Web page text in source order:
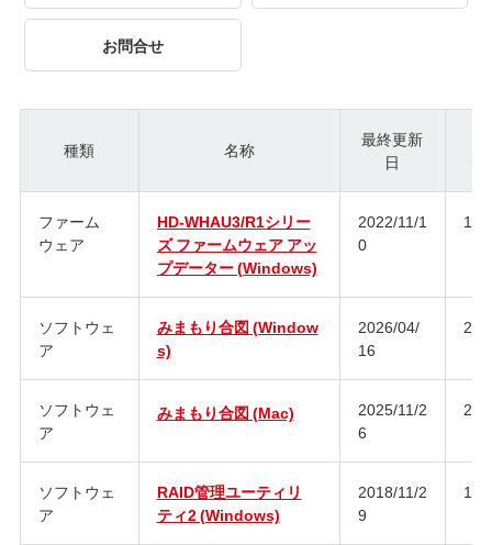
お問合せ
種類 名称
最終更新
日
ジ
ファーム
ウェア
HD-WHAU3/R1シリー
ズ ファームウェア アッ
プデーター (Windows)
2022/11/1
0
ソフトウェ
ア
みまもり合図 (Window
s)
2026/04/
16
ソフトウェ
ア
みまもり合図 (Mac)
2025/11/2
6
ソフトウェ
ア
RAID管理ユーティリ
ティ2 (Windows)
2018/11/2
9
1.11